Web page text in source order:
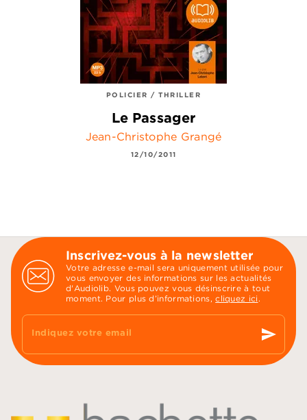
POLICIER / THRILLER
Le Passager
Jean-Christophe Grangé
12/10/2011
Inscrivez-vous à la newsletter
Votre adresse e-mail sera uniquement utilisée pour
vous envoyer des informations sur les actualités
d'Audiolib. Vous pouvez vous désinscrire à tout
moment. Pour plus d’informations,cliquez ici .
Indiquez votre email send